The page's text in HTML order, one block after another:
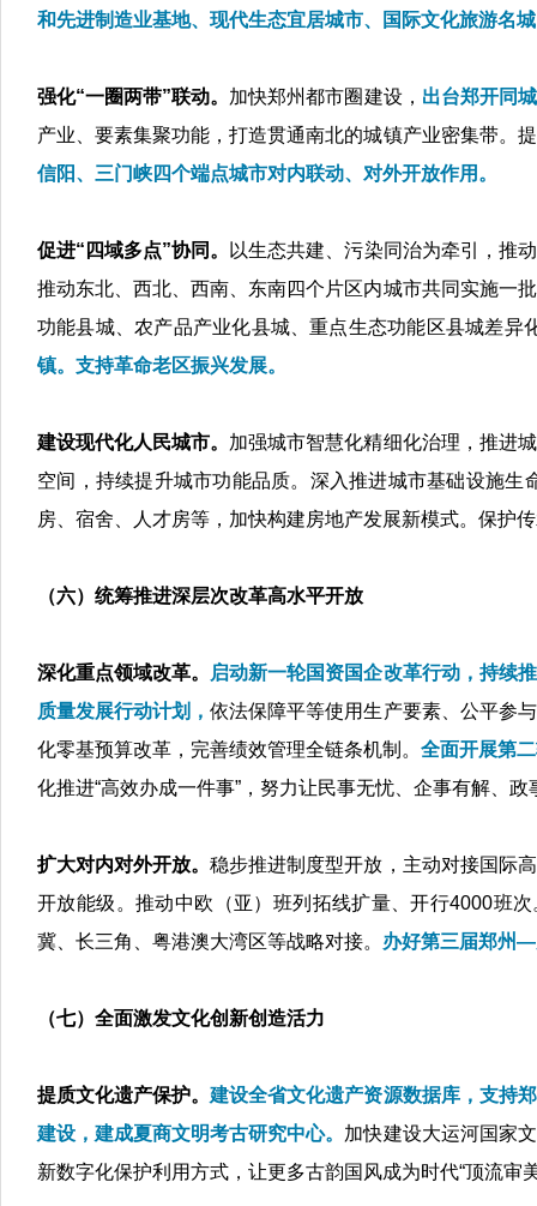
和先进制造业基地、现代生态宜居城市、国际文化旅游名
强化“一圈两带”联动。 加快郑州都市圈建设， 出台郑开同
产业、要素集聚功能，打造贯通南北的城镇产业密集带。
信阳、三门峡四个端点城市对内联动、对外开放作用。
促进“四域多点”协同。
以生态共建、污染同治为牵引，推
推动东北、西北、西南、东南四个片区内城市共同实施一
功能县城、农产品产业化县城、重点生态功能区县城差异
镇。支持革命老区振兴发展。
建设现代化人民城市。 加强城市智慧化精细化治理，推进
空间，持续提升城市功能品质。深入推进城市基础设施
房、宿舍、人才房等，加快构建房地产发展新模式。保护
（六）统筹推进深层次改革高水平开放
深化重点领域改革。
启动新一轮国资国企改革行动，持续
质量发展行动计划，依法保障平等使用生产要素、公平参
化零基预算改革，完善绩效管理全链条机制。 全面开展第
化推进“高效办成一件事”，努力让民事无忧、企事有解、政
扩大对内对外开放。稳步推进制度型开放，主动对接国际
开放能级。推动中欧（亚）班列拓线扩量、开行4000班次
冀、长三角、粤港澳大湾区等战略对接。 办好第三届郑州—
（七）全面激发文化创新创造活力
提质文化遗产保护。建设全省文化遗产资源数据库，支持
建设，建成夏商文明考古研究中心。 加快建设大运河国家
新数字化保护利用方式，让更多古韵国风成为时代“顶流审